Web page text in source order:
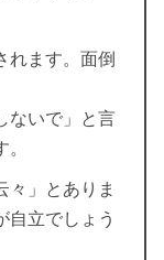
れます。面倒
ないで」と言
々」とありま
自立でしょう